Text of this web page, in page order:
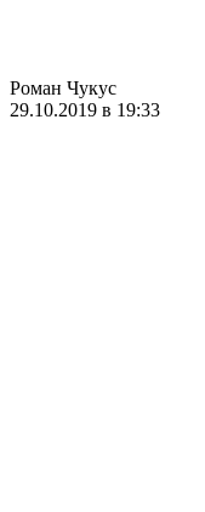
Роман Чукус
29.10.2019 в 19:33